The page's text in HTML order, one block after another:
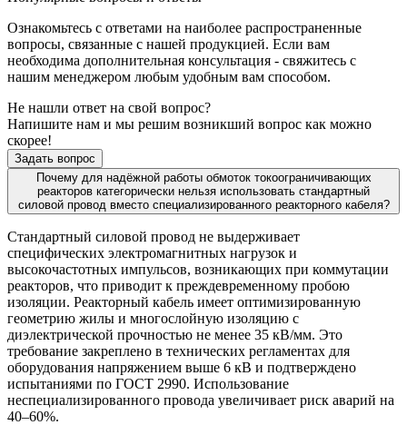
Ознакомьтесь с ответами на наиболее распространенные
вопросы, связанные с нашей продукцией. Если вам
необходима дополнительная консультация - свяжитесь с
нашим менеджером любым удобным вам способом.
Не нашли ответ на свой вопрос?
Напишите нам и мы решим возникший вопрос как можно
скорее!
Задать вопрос
Почему для надёжной работы обмоток токоограничивающих
реакторов категорически нельзя использовать стандартный
силовой провод вместо специализированного реакторного кабеля?
Стандартный силовой провод не выдерживает
специфических электромагнитных нагрузок и
высокочастотных импульсов, возникающих при коммутации
реакторов, что приводит к преждевременному пробою
изоляции. Реакторный кабель имеет оптимизированную
геометрию жилы и многослойную изоляцию с
диэлектрической прочностью не менее 35 кВ/мм. Это
требование закреплено в технических регламентах для
оборудования напряжением выше 6 кВ и подтверждено
испытаниями по ГОСТ 2990. Использование
неспециализированного провода увеличивает риск аварий на
40–60%.